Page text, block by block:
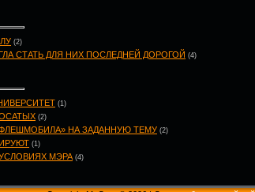
(2)
СТАТЬ ДЛЯ НИХ ПОСЛЕДНЕЙ ДОРОГОЙ (4)
(1)
(2)
НА ЗАДАННУЮ ТЕМУ (2)
(1)
МЭРА (4)